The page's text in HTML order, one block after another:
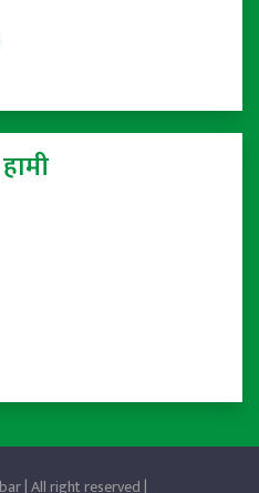
| All right reserved |